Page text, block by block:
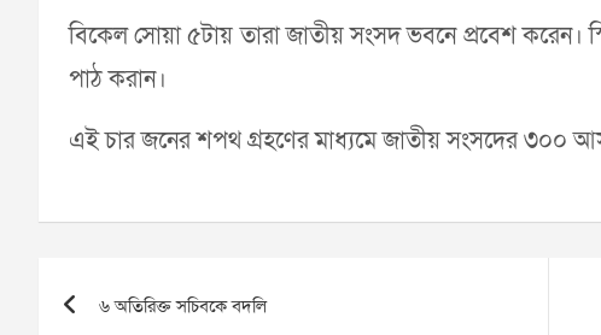
বিকেল সোয়া ৫টায় তারা জাতীয় সংসদ ভবনে প্রবেশ করেন।
পাঠ করান।
এই চার জনের শপথ গ্রহণের মাধ্যমে জাতীয় সংসদের ৩০০
৬ অতিরিক্ত সচিবকে বদলি